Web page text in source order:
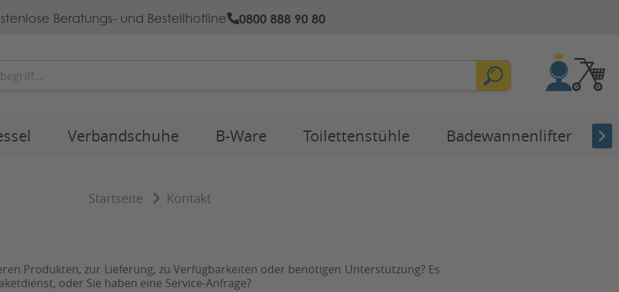
Beratungs- und Bestellhotline 0800 888 90 80
Verbandschuhe B-Ware Toilettenstühle Badewannenlifter
Startseite Kontakt
Produkten, zur Lieferung, zu Verfügbarkeiten oder benötigen Unterstützung? Es
oder Sie haben eine Service-Anfrage?